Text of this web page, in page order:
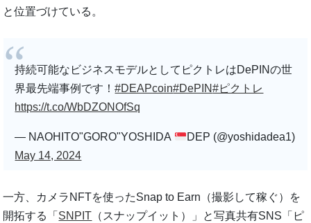
と位置づけている。
持続可能なビジネスモデルとしてピクトレはDePINの世
界最先端事例です！#DEAPcoin#DePIN#ピクトレ
https://t.co/WbDZONOfSq
— NAOHITO"GORO"YOSHIDA
DEP (@yoshidadea1)
May 14, 2024
一方、カメラNFTを使ったSnap to Earn（撮影して稼ぐ）を
開拓する「 SNPIT （スナップイット）」と写真共有SNS「ピ